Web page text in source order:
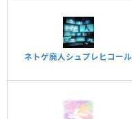
ネトゲ廃人シュプレヒコール